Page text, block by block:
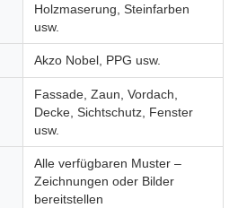
Holzmaserung, Steinfarben
usw.
Akzo Nobel, PPG usw.
Fassade, Zaun, Vordach,
Decke, Sichtschutz, Fenster
usw.
Alle verfügbaren Muster –
Zeichnungen oder Bilder
bereitstellen